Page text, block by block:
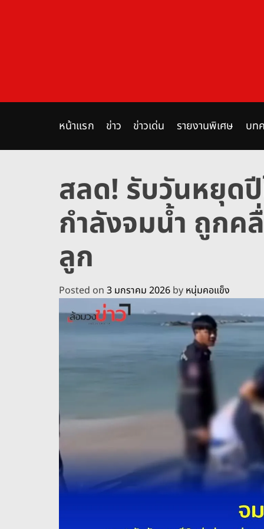
e
หน้าแรก ข่าว ข่าวเด่น รายงานพิเศษ บท
สลด! รับวันหยุด
กำลังจมน้ำ ถูก
ลูก
Posted on 3 มกราคม 2026 by หนุ่มคอแข็ง